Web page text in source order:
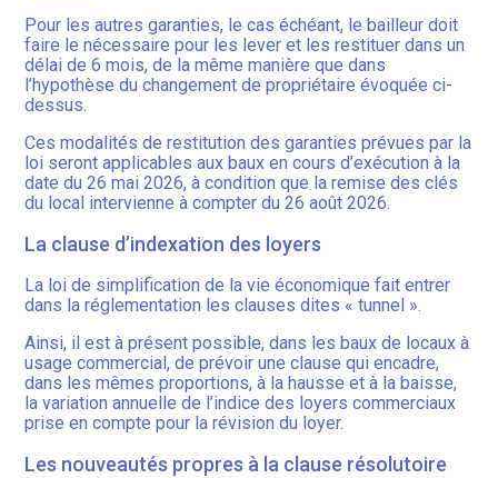
Pour les autres garanties, le cas échéant, le bailleur doit
faire le nécessaire pour les lever et les restituer dans un
délai de 6 mois, de la même manière que dans
l’hypothèse du changement de propriétaire évoquée ci-
dessus.
Ces modalités de restitution des garanties prévues par la
loi seront applicables aux baux en cours d’exécution à la
date du 26 mai 2026, à condition que la remise des clés
du local intervienne à compter du 26 août 2026.
La clause d’indexation des loyers
La loi de simplification de la vie économique fait entrer
dans la réglementation les clauses dites « tunnel ».
Ainsi, il est à présent possible, dans les baux de locaux à
usage commercial, de prévoir une clause qui encadre,
dans les mêmes proportions, à la hausse et à la baisse,
la variation annuelle de l’indice des loyers commerciaux
prise en compte pour la révision du loyer.
Les nouveautés propres à la clause résolutoire